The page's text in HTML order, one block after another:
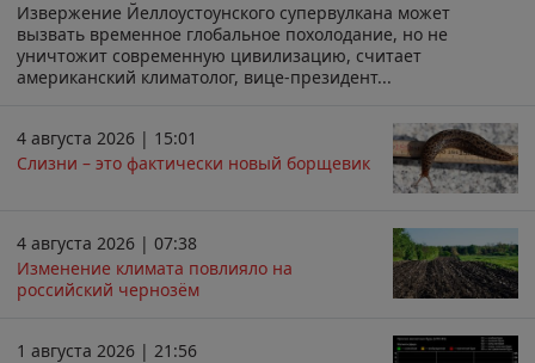
Извержение Йеллоустоунского супервулкана может
вызвать временное глобальное похолодание, но не
уничтожит современную цивилизацию, считает
американский климатолог, вице-президент...
4 августа 2026 | 15:01
Слизни – это фактически новый борщевик
4 августа 2026 | 07:38
Изменение климата повлияло на
российский чернозём
1 августа 2026 | 21:56